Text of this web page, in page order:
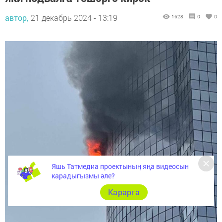
автор, 21 декабрь 2024 - 13:19 1628 0 0
Яшь Татмедиа проектының яңа видеосын
карадыгызмы әле?
Карарга